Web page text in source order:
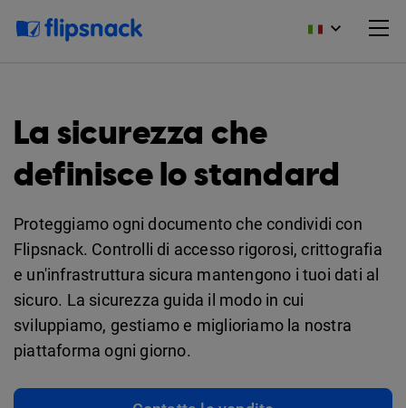
La sicurezza che
definisce lo standard
Proteggiamo ogni documento che condividi con
Flipsnack. Controlli di accesso rigorosi, crittografia
e un'infrastruttura sicura mantengono i tuoi dati al
sicuro. La sicurezza guida il modo in cui
sviluppiamo, gestiamo e miglioriamo la nostra
piattaforma ogni giorno.